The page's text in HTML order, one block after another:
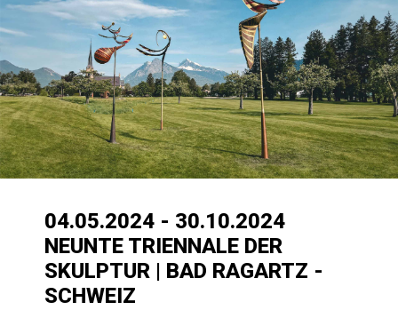
04.05.2024 - 30.10.2024
NEUNTE TRIENNALE DER
SKULPTUR | BAD RAGARTZ -
SCHWEIZ